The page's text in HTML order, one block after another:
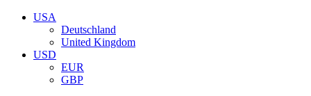
USA
Deutschland
United Kingdom
USD
EUR
GBP